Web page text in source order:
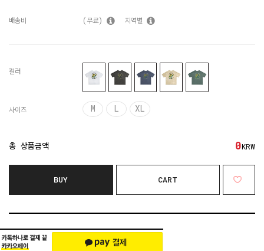
배송비 (무료) 지역별
컬러
사이즈 M L XL
총 상품금액 0KRW
BUY CART